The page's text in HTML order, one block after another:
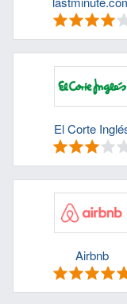
El Corte
Airbnb